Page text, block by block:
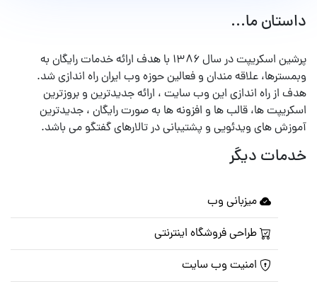
داستان ما...
پرشین اسکریپت در سال ۱۳۸۶ با هدف ارائه خدمات رایگان به
وبمسترها، علاقه مندان و فعالین حوزه وب ایران راه اندازی شد.
هدف از راه اندازی این وب سایت ، ارائه جدیدترین و بروزترین
اسکریپت ها، قالب ها و افزونه ها به صورت رایگان ، جدیدترین
آموزش های ویدئویی و پشتیبانی در تالارهای گفتگو می باشد.
خدمات دیگر
میزبانی وب
طراحی فروشگاه اینترنتی
امنیت وب سایت